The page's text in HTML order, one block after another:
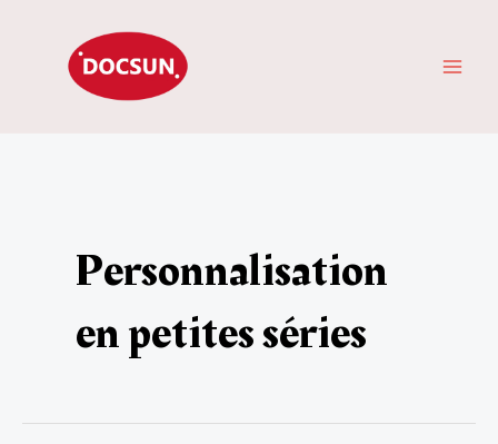
Personnalisation
en petites séries